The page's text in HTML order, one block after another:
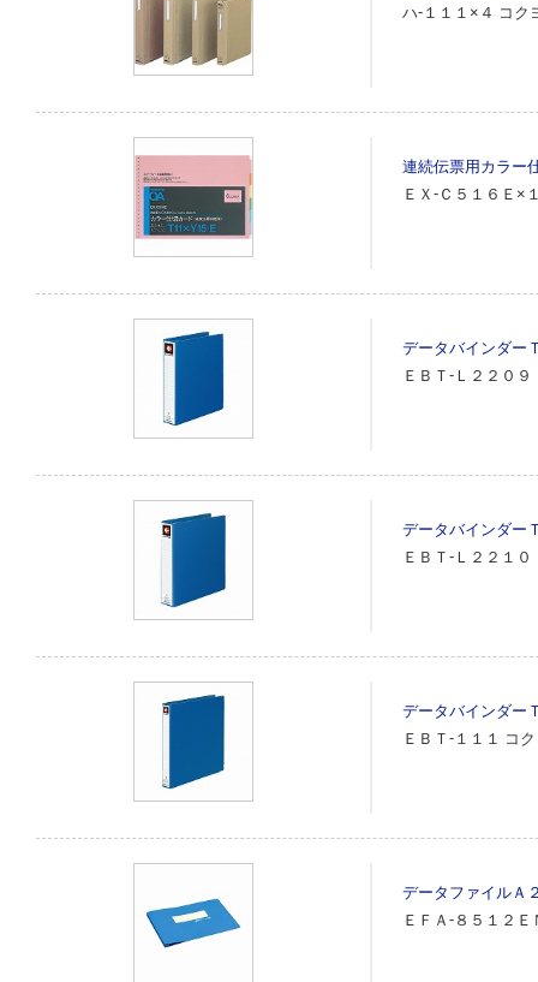
ハ‐１１１×４ コク
連続伝票用カラ
ＥＸ‐Ｃ５１６Ｅ×
データバインダ
ＥＢＴ‐Ｌ２２０９
データバインダ
ＥＢＴ‐Ｌ２２１０
データバインダ
ＥＢＴ‐１１１ コ
データファイルＡ
ＥＦＡ‐８５１２Ｅ